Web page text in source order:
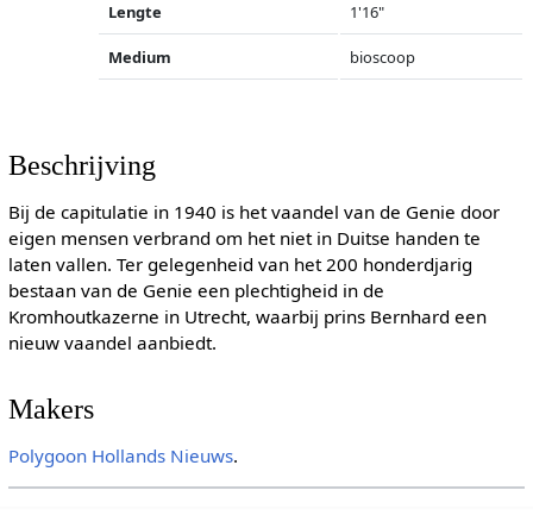
Lengte 1'16"
Medium bioscoop
Beschrijving
Bij de capitulatie in 1940 is het vaandel van de Genie door
eigen mensen verbrand om het niet in Duitse handen te
laten vallen. Ter gelegenheid van het 200 honderdjarig
bestaan van de Genie een plechtigheid in de
Kromhoutkazerne in Utrecht, waarbij prins Bernhard een
nieuw vaandel aanbiedt.
Makers
Polygoon Hollands Nieuws.